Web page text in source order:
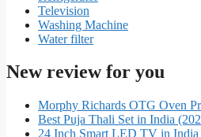
Television
Washing Machine
Water filter
New review for you
Morphy Richards OTG Oven
Best Puja Thali Set in India
24 Inch Smart LED TV in India